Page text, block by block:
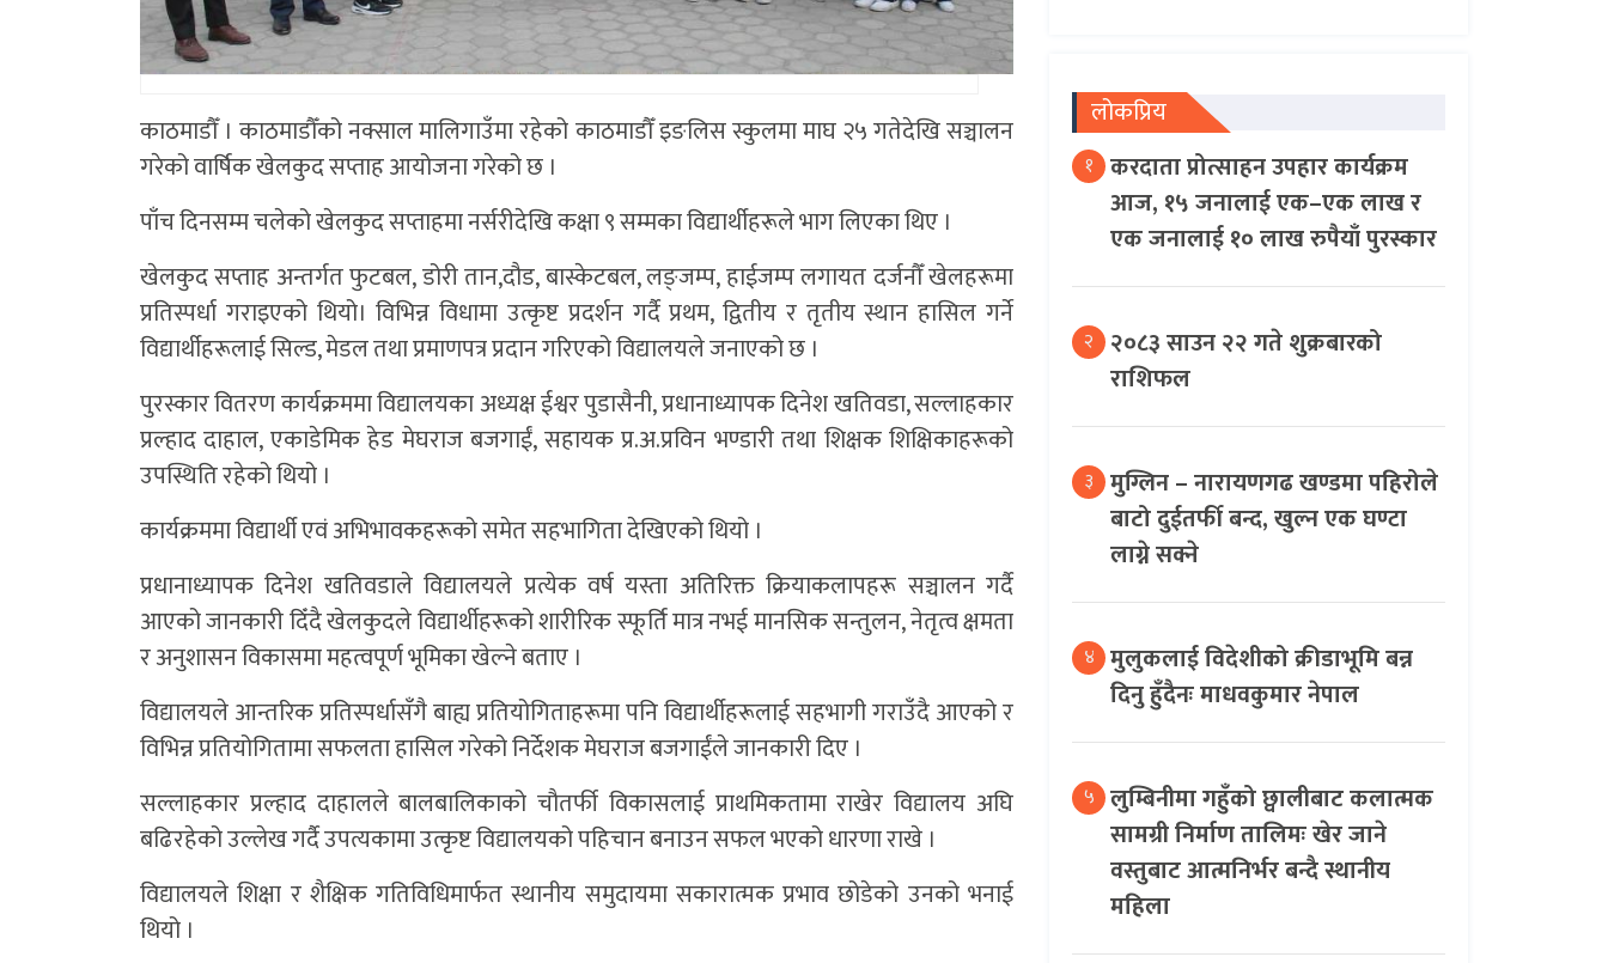
काठमाडौँ । काठमाडौँको नक्साल मालिगाउँमा रहेको काठमाडौँ इङलिस स्कुलमा माघ २५ गतेदेखि सञ्चालन
गरेको वार्षिक खेलकुद सप्ताह आयोजना गरेको छ ।
पाँच दिनसम्म चलेको खेलकुद सप्ताहमा नर्सरीदेखि कक्षा ९ सम्मका विद्यार्थीहरूले भाग लिएका थिए ।
खेलकुद सप्ताह अन्तर्गत फुटबल, डोरी तान,दौड, बास्केटबल, लङ्जम्प, हाईजम्प लगायत दर्जनौँ खेलहरूमा
प्रतिस्पर्धा गराइएको थियो। विभिन्न विधामा उत्कृष्ट प्रदर्शन गर्दै प्रथम, द्वितीय र तृतीय स्थान हासिल गर्ने
विद्यार्थीहरूलाई सिल्ड, मेडल तथा प्रमाणपत्र प्रदान गरिएको विद्यालयले जनाएको छ ।
पुरस्कार वितरण कार्यक्रममा विद्यालयका अध्यक्ष ईश्वर पुडासैनी, प्रधानाध्यापक दिनेश खतिवडा, सल्लाहकार
प्रल्हाद दाहाल, एकाडेमिक हेड मेघराज बजगाईं, सहायक प्र.अ.प्रविन भण्डारी तथा शिक्षक शिक्षिकाहरूको
उपस्थिति रहेको थियो ।
कार्यक्रममा विद्यार्थी एवं अभिभावकहरूको समेत सहभागिता देखिएको थियो ।
प्रधानाध्यापक दिनेश खतिवडाले विद्यालयले प्रत्येक वर्ष यस्ता अतिरिक्त क्रियाकलापहरू सञ्चालन गर्दै
आएको जानकारी दिँदै खेलकुदले विद्यार्थीहरूको शारीरिक स्फूर्ति मात्र नभई मानसिक सन्तुलन, नेतृत्व क्षमता
र अनुशासन विकासमा महत्वपूर्ण भूमिका खेल्ने बताए ।
विद्यालयले आन्तरिक प्रतिस्पर्धासँगै बाह्य प्रतियोगिताहरूमा पनि विद्यार्थीहरूलाई सहभागी गराउँदै आएको र
विभिन्न प्रतियोगितामा सफलता हासिल गरेको निर्देशक मेघराज बजगाईंले जानकारी दिए ।
सल्लाहकार प्रल्हाद दाहालले बालबालिकाको चौतर्फी विकासलाई प्राथमिकतामा राखेर विद्यालय अघि
बढिरहेको उल्लेख गर्दै उपत्यकामा उत्कृष्ट विद्यालयको पहिचान बनाउन सफल भएको धारणा राखे ।
विद्यालयले शिक्षा र शैक्षिक गतिविधिमार्फत स्थानीय समुदायमा सकारात्मक प्रभाव छोडेको उनको भनाई
थियो ।
लोकप्रिय
१ करदाता प्रोत्साहन उपहार कार्यक्रम
आज, १५ जनालाई एक–एक लाख र
एक जनालाई १० लाख रुपैयाँ पुरस्कार
२ २०८३ साउन २२ गते शुक्रबारको
राशिफल
३ मुग्लिन – नारायणगढ खण्डमा पहिरोले
बाटो दुईतर्फी बन्द, खुल्न एक घण्टा
लाग्ने सक्ने
४ मुलुकलाई विदेशीको क्रीडाभूमि बन्न
दिनु हुँदैनः माधवकुमार नेपाल
५ लुम्बिनीमा गहुँको छ्वालीबाट कलात्मक
सामग्री निर्माण तालिमः खेर जाने
वस्तुबाट आत्मनिर्भर बन्दै स्थानीय
महिला